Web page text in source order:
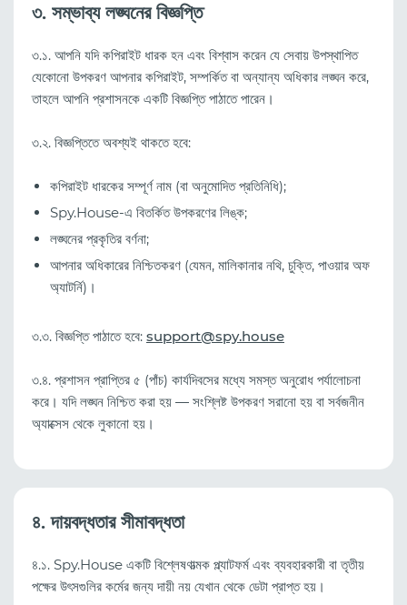
৩. সম্ভাব্য লঙ্ঘনের বিজ্ঞপ্তি
৩.১. আপনি যদি কপিরাইট ধারক হন এবং বিশ্বাস করেন যে সেবায় উপস্থাপিত
যেকোনো উপকরণ আপনার কপিরাইট, সম্পর্কিত বা অন্যান্য অধিকার লঙ্ঘন করে,
তাহলে আপনি প্রশাসনকে একটি বিজ্ঞপ্তি পাঠাতে পারেন।
৩.২. বিজ্ঞপ্তিতে অবশ্যই থাকতে হবে:
কপিরাইট ধারকের সম্পূর্ণ নাম (বা অনুমোদিত প্রতিনিধি);
Spy.House-এ বিতর্কিত উপকরণের লিঙ্ক;
লঙ্ঘনের প্রকৃতির বর্ণনা;
আপনার অধিকারের নিশ্চিতকরণ (যেমন, মালিকানার নথি, চুক্তি, পাওয়ার অফ
অ্যাটর্নি)।
৩.৩. বিজ্ঞপ্তি পাঠাতে হবে: support@spy.house
৩.৪. প্রশাসন প্রাপ্তির ৫ (পাঁচ) কার্যদিবসের মধ্যে সমস্ত অনুরোধ পর্যালোচনা
করে। যদি লঙ্ঘন নিশ্চিত করা হয় — সংশ্লিষ্ট উপকরণ সরানো হয় বা সর্বজনীন
অ্যাক্সেস থেকে লুকানো হয়।
৪. দায়বদ্ধতার সীমাবদ্ধতা
৪.১. Spy.House একটি বিশ্লেষণাত্মক প্ল্যাটফর্ম এবং ব্যবহারকারী বা তৃতীয়
পক্ষের উৎসগুলির কর্মের জন্য দায়ী নয় যেখান থেকে ডেটা প্রাপ্ত হয়।